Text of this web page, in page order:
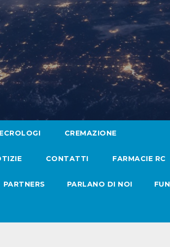
CREMAZIONE
CONTATTI FARMACIE RC
PARTNERS PARLANO DI NOI